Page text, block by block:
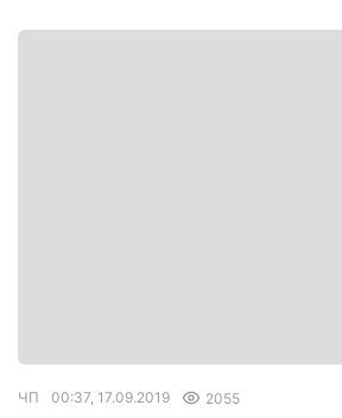
ЧП 00:37, 17.09.2019 2055